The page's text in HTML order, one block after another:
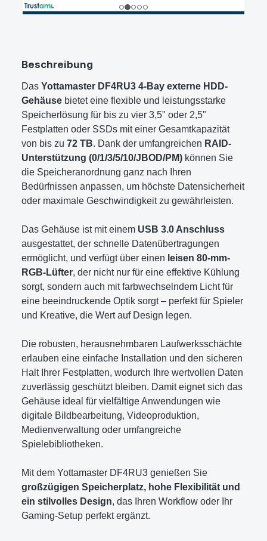
Beschreibung
Das Yottamaster DF4RU3 4-Bay externe HDD-
Gehäuse bietet eine flexible und leistungsstarke
Speicherlösung für bis zu vier 3,5" oder 2,5"
Festplatten oder SSDs mit einer Gesamtkapazität
von bis zu 72 TB. Dank der umfangreichen RAID-
Unterstützung (0/1/3/5/10/JBOD/PM) können Sie
die Speicheranordnung ganz nach Ihren
Bedürfnissen anpassen, um höchste Datensicherheit
oder maximale Geschwindigkeit zu gewährleisten.
Das Gehäuse ist mit einem USB 3.0 Anschluss
ausgestattet, der schnelle Datenübertragungen
ermöglicht, und verfügt über einen leisen 80-mm-
RGB-Lüfter, der nicht nur für eine effektive Kühlung
sorgt, sondern auch mit farbwechselndem Licht für
eine beeindruckende Optik sorgt – perfekt für Spieler
und Kreative, die Wert auf Design legen.
Die robusten, herausnehmbaren Laufwerksschächte
erlauben eine einfache Installation und den sicheren
Halt Ihrer Festplatten, wodurch Ihre wertvollen Daten
zuverlässig geschützt bleiben. Damit eignet sich das
Gehäuse ideal für vielfältige Anwendungen wie
digitale Bildbearbeitung, Videoproduktion,
Medienverwaltung oder umfangreiche
Spielebibliotheken.
Mit dem Yottamaster DF4RU3 genießen Sie
großzügigen Speicherplatz, hohe Flexibilität und
ein stilvolles Design, das Ihren Workflow oder Ihr
Gaming-Setup perfekt ergänzt.